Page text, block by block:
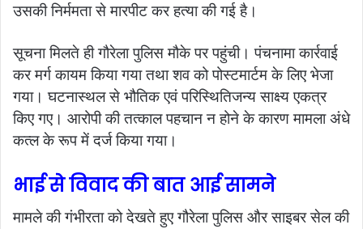
उसकी निर्ममता से मारपीट कर हत्या की गई है।
सूचना मिलते ही गौरेला पुलिस मौके पर पहुंची। पंचनामा कार्रवाई
कर मर्ग कायम किया गया तथा शव को पोस्टमार्टम के लिए भेजा
गया। घटनास्थल से भौतिक एवं परिस्थितिजन्य साक्ष्य एकत्र
किए गए। आरोपी की तत्काल पहचान न होने के कारण मामला अंधे
कत्ल के रूप में दर्ज किया गया।
भाई से विवाद की बात आई सामने
मामले की गंभीरता को देखते हुए गौरेला पुलिस और साइबर सेल की